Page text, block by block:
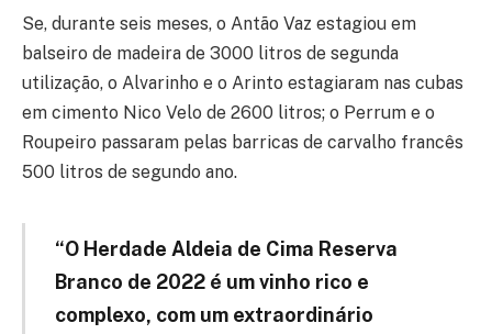
Se, durante seis meses, o Antão Vaz estagiou em
balseiro de madeira de 3000 litros de segunda
utilização, o Alvarinho e o Arinto estagiaram nas cubas
em cimento Nico Velo de 2600 litros; o Perrum e o
Roupeiro passaram pelas barricas de carvalho francês
500 litros de segundo ano.
“O Herdade Aldeia de Cima Reserva
Branco de 2022 é um vinho rico e
complexo, com um extraordinário